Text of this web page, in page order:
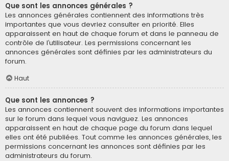
Que sont les annonces générales ?
Les annonces générales contiennent des informations très
importantes que vous devriez consulter en priorité. Elles
apparaissent en haut de chaque forum et dans le panneau de
contrôle de l’utilisateur. Les permissions concernant les
annonces générales sont définies par les administrateurs du
forum.
Haut
Que sont les annonces ?
Les annonces contiennent souvent des informations importantes
sur le forum dans lequel vous naviguez. Les annonces
apparaissent en haut de chaque page du forum dans lequel
elles ont été publiées. Tout comme les annonces générales, les
permissions concernant les annonces sont définies par les
administrateurs du forum.